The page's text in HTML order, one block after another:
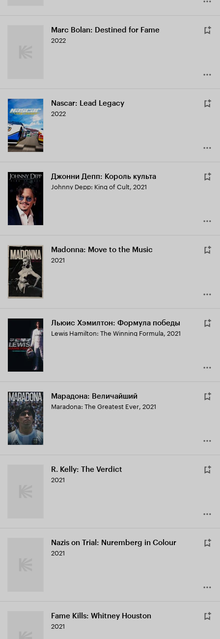
Marc Bolan: Destined for Fame
2022
Nascar: Lead Legacy
2022
Джонни Депп: Король культа
Johnny Depp: King of Cult, 2021
Madonna: Move to the Music
2021
Льюис Хэмилтон: Формула победы
Lewis Hamilton: The Winning Formula, 2021
Марадона: Величайший
Maradona: The Greatest Ever, 2021
R. Kelly: The Verdict
2021
Nazis on Trial: Nuremberg in Colour
2021
Fame Kills: Whitney Houston
2021